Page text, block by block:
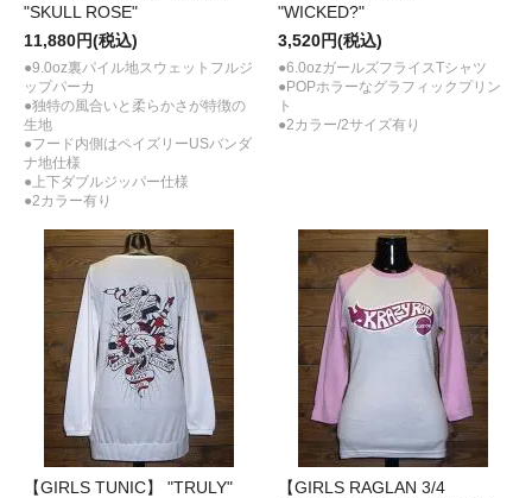
"SKULL ROSE"
11,880円(税込)
●9.0oz裏パイル地スウェットフルジ
ップパーカ
●独特の風合いと柔らかさが特徴の
生地
●フード内側はペイズリーUSバンダ
ナ地仕様
●上下ダブルジッパー仕様
●2カラー有り
"WICKED?"
3,520円(税込)
●6.0ozガールズフライスTシャツ
●POPホラーなグラフィックプリン
ト
●2カラー/2サイズ有り
【GIRLS TUNIC】 "TRULY"
【GIRLS RAGLAN 3/4